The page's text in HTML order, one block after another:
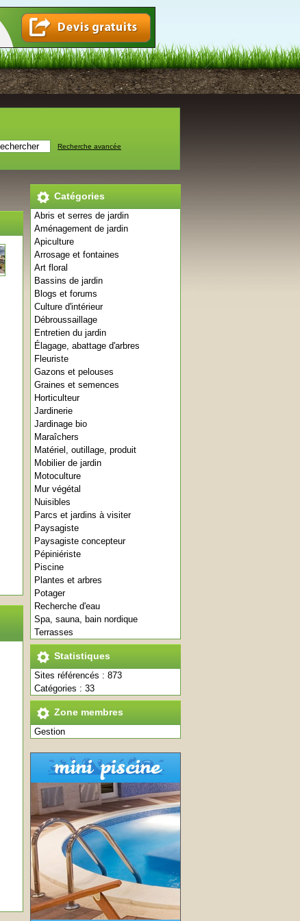
Recherche avancée
Catégories
Abris et serres de jardin
Aménagement de jardin
Apiculture
Arrosage et fontaines
Art floral
Bassins de jardin
Blogs et forums
Culture d'intérieur
Débroussaillage
Entretien du jardin
Élagage, abattage d'arbres
Fleuriste
Gazons et pelouses
Graines et semences
Horticulteur
Jardinerie
Jardinage bio
Maraîchers
Matériel, outillage, produit
Mobilier de jardin
Motoculture
Mur végétal
Nuisibles
Parcs et jardins à visiter
Paysagiste
Paysagiste concepteur
Pépiniériste
Piscine
Plantes et arbres
Potager
Recherche d'eau
Spa, sauna, bain nordique
Terrasses
Statistiques
Sites référencés : 873
Catégories : 33
Zone membres
Gestion